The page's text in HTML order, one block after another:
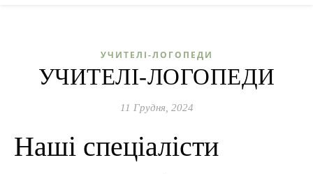
УЧИТЕЛІ-ЛОГОПЕДИ
УЧИТЕЛІ-ЛОГОПЕДИ
11 Грудня, 2024
Наші спеціалісти